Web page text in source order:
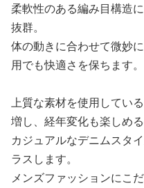
柔軟性のある編み目構造
抜群。
体の動きに合わせて微妙
用でも快適さを保ちます。
上質な素材を使用してい
増し、経年変化も楽しめる
カジュアルなデニムスタ
ラスします。
メンズファッションにこ